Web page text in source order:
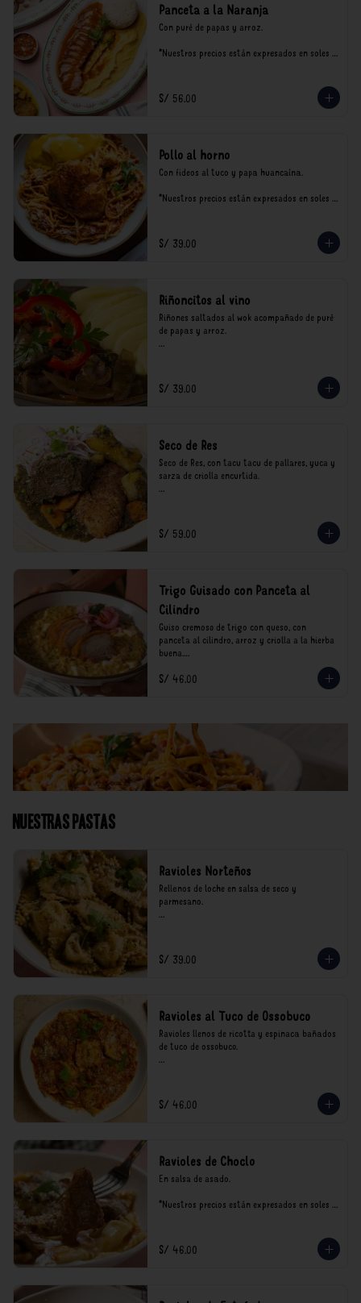
Panceta a la Naranja
Con puré de papas y arroz.
*Nuestros precios están expresados en soles e
S/ 56.00
Pollo al horno
Con fideos al tuco y papa huancaína.
*Nuestros precios están expresados en soles e
S/ 39.00
Riñoncitos al vino
Riñones saltados al wok acompañado de puré
de papas y arroz.
consumo.
S/ 39.00
Seco de Res
Seco de Res, con tacu tacu de pallares, yuca y
sarza de criolla encurtida.
consumo.
S/ 59.00
Trigo Guisado con Panceta al
Cilindro
Guiso cremoso de trigo con queso, con
panceta al cilindro, arroz y criolla a la hierba
buena.
*Nuestros precios están expresados en soles e
S/ 46.00
Nuestras Pastas
Ravioles Norteños
Rellenos de loche en salsa de seco y
parmesano.
consumo.
S/ 39.00
Ravioles al Tuco de Ossobuco
Ravioles llenos de ricotta y espinaca bañados
de tuco de ossobuco.
consumo.
S/ 46.00
Ravioles de Choclo
En salsa de asado.
*Nuestros precios están expresados en soles e
S/ 46.00